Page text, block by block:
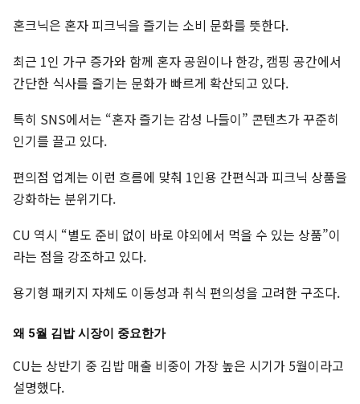
혼크닉은 혼자 피크닉을 즐기는 소비 문화를 뜻한다.
최근 1인 가구 증가와 함께 혼자 공원이나 한강, 캠핑 공간에서
간단한 식사를 즐기는 문화가 빠르게 확산되고 있다.
특히 SNS에서는 “혼자 즐기는 감성 나들이” 콘텐츠가 꾸준히
인기를 끌고 있다.
편의점 업계는 이런 흐름에 맞춰 1인용 간편식과 피크닉 상품을
강화하는 분위기다.
CU 역시 “별도 준비 없이 바로 야외에서 먹을 수 있는 상품”이
라는 점을 강조하고 있다.
용기형 패키지 자체도 이동성과 취식 편의성을 고려한 구조다.
왜 5월 김밥 시장이 중요한가
CU는 상반기 중 김밥 매출 비중이 가장 높은 시기가 5월이라고
설명했다.